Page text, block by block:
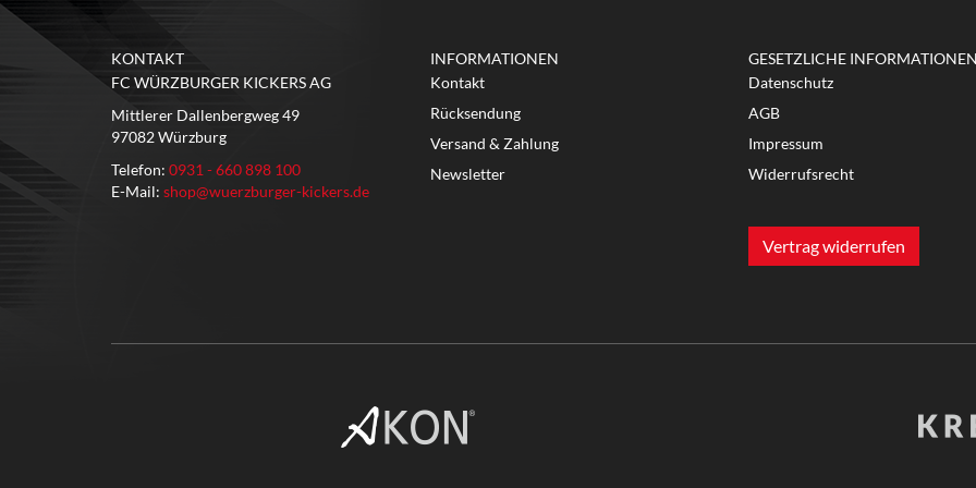
KONTAKT
FC WÜRZBURGER KICKERS AG
Mittlerer Dallenbergweg 49
97082 Würzburg
Telefon: 0931 - 660 898 100
E-Mail: shop@wuerzburger-kickers.de
INFORMATIONEN
Kontakt
Rücksendung
Versand & Zahlung
Newsletter
GESETZLICHE
Datenschutz
AGB
Impressum
Widerrufsrecht
Vertrag widerrufen